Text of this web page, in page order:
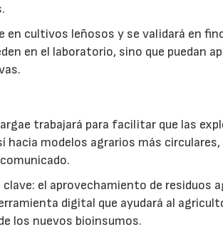
cultivos leñosos y se validará en
en el laboratorio, sino que puedan
trabajará para facilitar que las
hacia modelos agrarios más
el aprovechamiento de residuos
digital que ayudará al
los nuevos bioinsumos.